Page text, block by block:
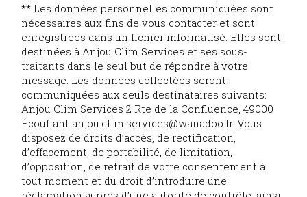
** Les données personnelles communiquées sont
nécessaires aux fins de vous contacter et sont
enregistrées dans un fichier informatisé. Elles sont
destinées à Anjou Clim Services et ses sous-
traitants dans le seul but de répondre à votre
message. Les données collectées seront
communiquées aux seuls destinataires suivants:
Anjou Clim Services 2 Rte de la Confluence, 49000
Écouflant anjou.clim.services@wanadoo.fr. Vous
disposez de droits d’accès, de rectification,
d’effacement, de portabilité, de limitation,
d’opposition, de retrait de votre consentement à
tout moment et du droit d’introduire une